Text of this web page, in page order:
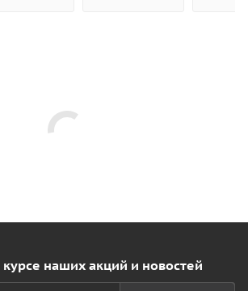
курсе наших акций и новостей